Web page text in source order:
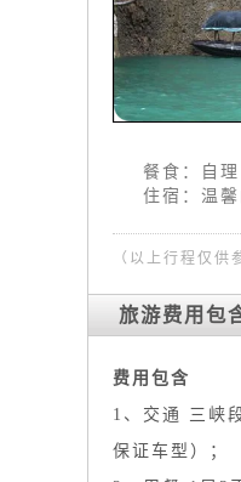
餐食：自理
住宿：温馨
（以上行程仅供
旅游费用包
费用包含
1、交通 三峡
保证车型）；